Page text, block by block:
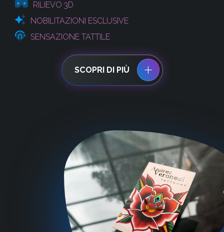
RILIEVO 3D
NOBILITAZIONI ESCLUSIVE
SENSAZIONE TATTILE
SCOPRI DI PIÙ